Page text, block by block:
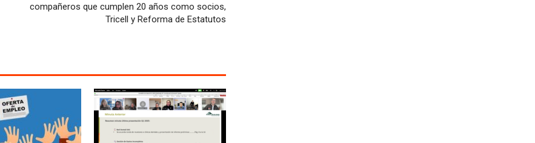
compañeros que cumplen 20 años como socios,
Tricell y Reforma de Estatutos